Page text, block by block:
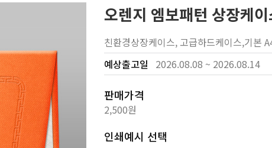
오렌지 엠보패턴 상장케
친환경상장케이스, 고급하드케이스,기본
예상출고일
2026.08.08 ~ 2026.08.14
판매가격
2,500원
인쇄예시 선택